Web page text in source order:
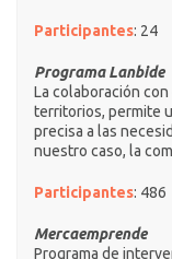
Participantes: 24
Programa Lanbide
La colaboración
territorios, permite
precisa a las
nuestro caso, la
Participantes: 486
Mercaemprende
Programa de